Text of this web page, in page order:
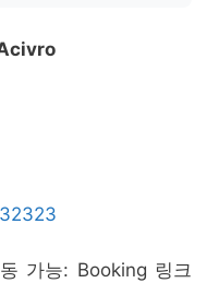
가능: Booking 링크